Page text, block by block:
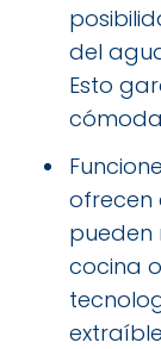
del
Esto
ofrecen
pueden
cocina